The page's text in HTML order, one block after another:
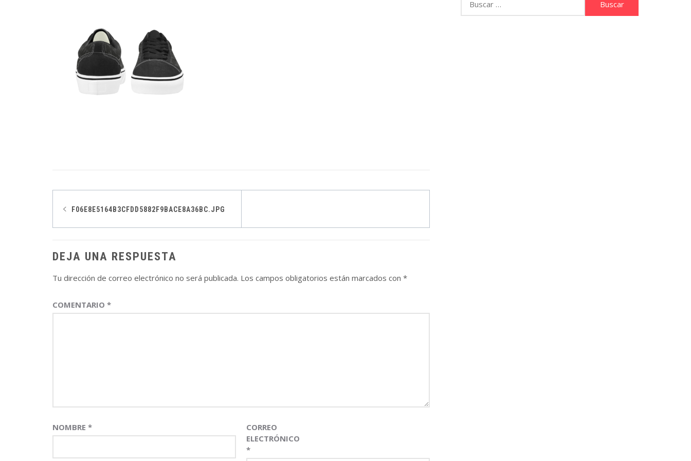
Navegación
de
entradas
F06E8E5164B3CFDD5882F9BACE8A36BC.JPG
DEJA UNA RESPUESTA
Tu dirección de correo electrónico no será publicada. Los campos obligatorios están marcados con *
COMENTARIO *
NOMBRE *
CORREO
ELECTRÓNICO
*